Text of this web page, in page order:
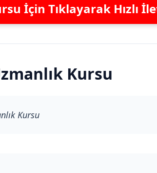
İçin Tıklayarak Hızlı
Kursu
Kursu